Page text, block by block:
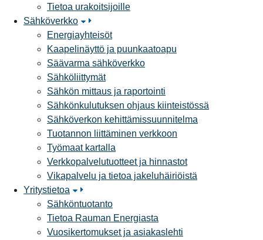
Tietoa urakoitsijoille
Sähköverkko
Energiayhteisöt
Kaapelinäyttö ja puunkaatoapu
Säävarma sähköverkko
Sähköliittymät
Sähkön mittaus ja raportointi
Sähkönkulutuksen ohjaus kiinteistössä
Sähköverkon kehittämissuunnitelma
Tuotannon liittäminen verkkoon
Työmaat kartalla
Verkkopalvelutuotteet ja hinnastot
Vikapalvelu ja tietoa jakeluhäiriöistä
Yritystietoa
Sähköntuotanto
Tietoa Rauman Energiasta
Vuosikertomukset ja asiakaslehti